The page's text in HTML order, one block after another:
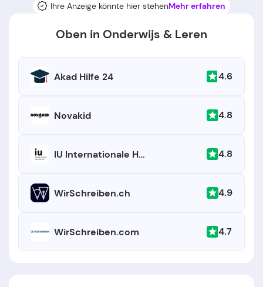
Ihre Anzeige könnte hier stehenMehr erfahren
Oben in Onderwijs & Leren
Akad Hilfe 24 4.6
Novakid 4.8
IU Internationale Hochschule - Fernstudium 4.8
WirSchreiben.ch 4.9
WirSchreiben.com 4.7